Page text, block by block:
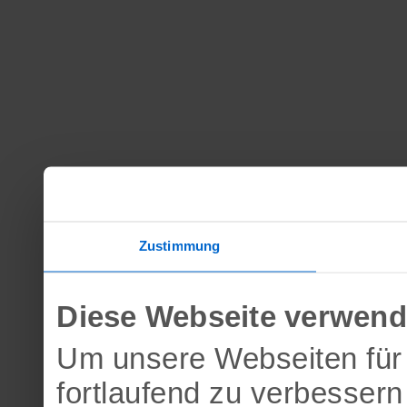
Zustimmung
Diese Webseite
Um unsere Webseiten
fortlaufend zu